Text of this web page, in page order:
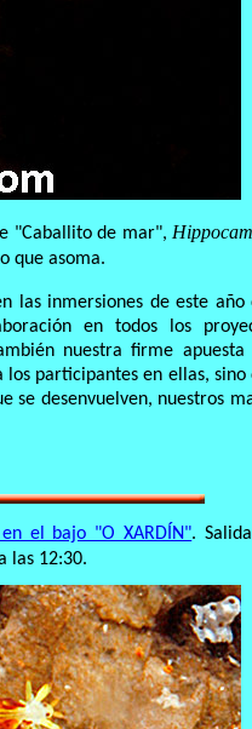
"Caballito de mar",
que asoma.
las inmersiones de este año
en todos los
nuestra firme apuesta
los participantes en ellas, sino
se desenvuelven, nuestros
en el bajo "O XARDÍN".
las 12:30.